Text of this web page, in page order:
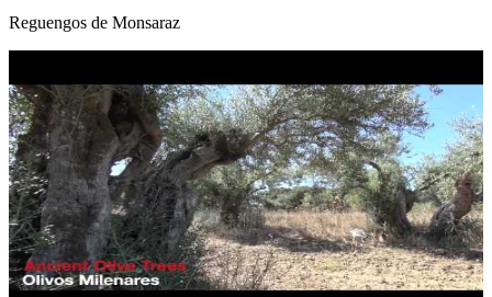
Reguengos de Monsaraz